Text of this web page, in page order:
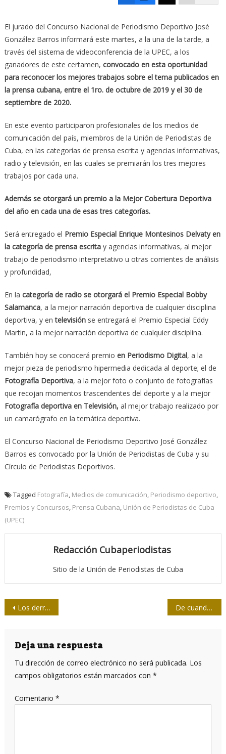
El jurado del Concurso Nacional de Periodismo Deportivo José
González Barros informará este martes, a la una de la tarde, a
través del sistema de videoconferencia de la UPEC, a los
ganadores de este certamen, convocado en esta oportunidad
para reconocer los mejores trabajos sobre el tema publicados en
la prensa cubana, entre el 1ro. de octubre de 2019 y el 30 de
septiembre de 2020.
En este evento participaron profesionales de los medios de
comunicación del país, miembros de la Unión de Periodistas de
Cuba, en las categorías de prensa escrita y agencias informativas,
radio y televisión, en las cuales se premiarán los tres mejores
trabajos por cada una.
Además se otorgará un premio a la Mejor Cobertura Deportiva
del año en cada una de esas tres categorías.
Será entregado el Premio Especial Enrique Montesinos Delvaty en
la categoría de prensa escritay agencias informativas, al mejor
trabajo de periodismo interpretativo u otras corrientes de análisis
y profundidad,
En la categoría de radio se otorgará el Premio Especial Bobby
Salamanca, a la mejor narración deportiva de cualquier disciplina
deportiva, y entelevisiónse entregará el Premio Especial Eddy
Martin, a la mejor narración deportiva de cualquier disciplina.
También hoy se conocerá premio en Periodismo Digital, a la
mejor pieza de periodismo hipermedia dedicada al deporte; el de
Fotografía Deportiva, a la mejor foto o conjunto de fotografías
que recojan momentos trascendentes del deporte y a la mejor
Fotografía deportiva en Televisión, al mejor trabajo realizado por
un camarógrafo en la temática deportiva.
El Concurso Nacional de Periodismo Deportivo José González
Barros es convocado por la Unión de Periodistas de Cuba y su
Círculo de Periodistas Deportivos.
Tagged Fotografía Medios de comunicación Periodismo deportivo
Premios y Concursos Prensa Cubana Unión de Periodistas de Cuba
(UPEC)
Redacción Cubaperiodistas
Sitio de la Unión de Periodistas de Cuba
Navegación
entradas
Los derroteros del agua en clave documental (+Video) De cuando los periodistas crearon su milicia en defensa de la Revolución
Deja una respuesta
Tu dirección de correo electrónico no será publicada. Los
campos obligatorios están marcados con *
Comentario *